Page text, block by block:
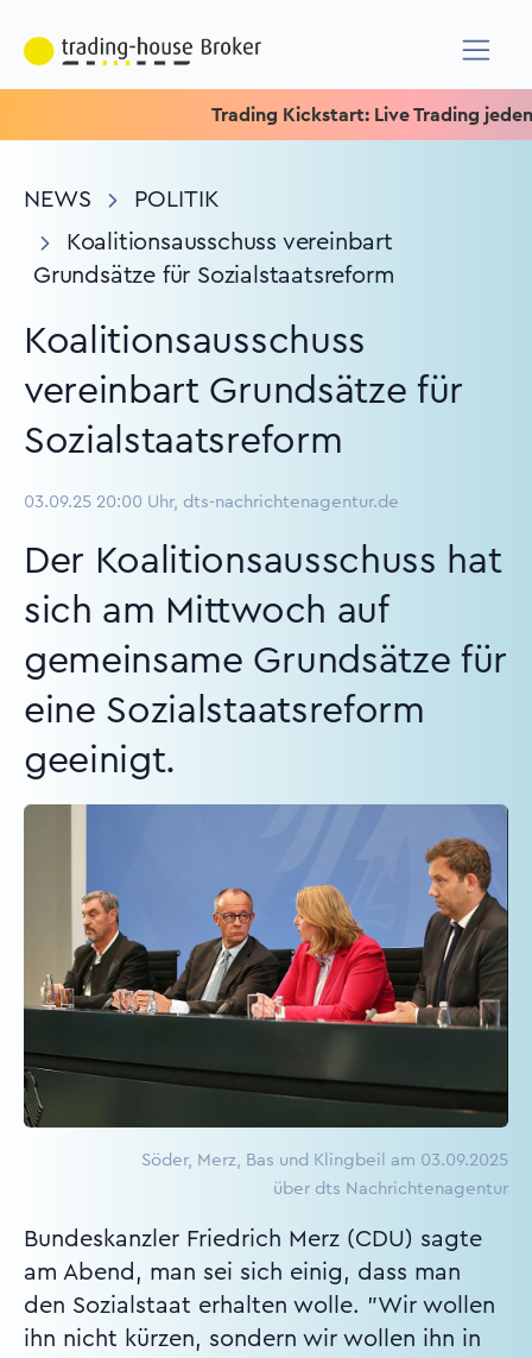
Trading Kickstart: Live Trading jeden
NEWS
POLITIK
Koalitionsausschuss vereinbart
Grundsätze für Sozialstaatsreform
Koalitionsausschuss
vereinbart Grundsätze für
Sozialstaatsreform
03.09.25 20:00 Uhr, dts-nachrichtenagentur.de
Der Koalitionsausschuss hat
sich am Mittwoch auf
gemeinsame Grundsätze für
eine Sozialstaatsreform
geeinigt.
Söder, Merz, Bas und Klingbeil am 03.09.2025
über dts Nachrichtenagentur
Bundeskanzler Friedrich Merz (CDU) sagte
am Abend, man sei sich einig, dass man
den Sozialstaat erhalten wolle. "Wir wollen
ihn nicht kürzen, sondern wir wollen ihn in